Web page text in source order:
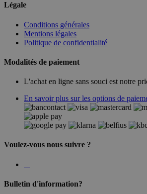
Légale
Conditions générales
Mentions légales
Politique de confidentialité
Modalités de paiement
L'achat en ligne sans souci est notre
En savoir plus sur les options de
Voulez-vous nous suivre ?
Bulletin d'information?